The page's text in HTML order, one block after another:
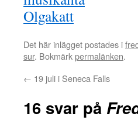
Olgakatt
Det här inlägget postades i
sur. Bokmärkpermalänken.
← 19 juli i Seneca Falls
16 svar på